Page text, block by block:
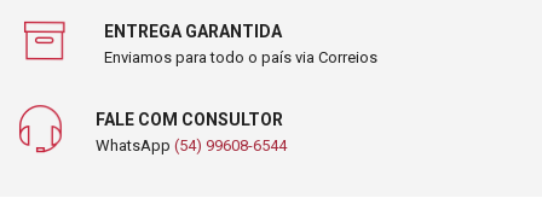
ENTREGA GARANTIDA
Enviamos para todo o país via Correios
FALE COM CONSULTOR
WhatsApp (54) 99608-6544